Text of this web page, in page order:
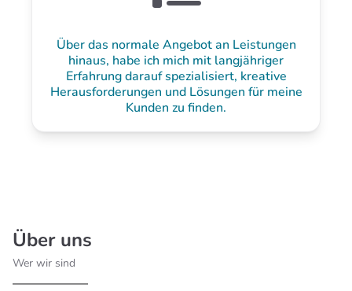
Über das normale Angebot an Leistungen
hinaus, habe ich mich mit langjähriger
Erfahrung darauf spezialisiert, kreative
Herausforderungen und Lösungen für meine
Kunden zu finden.
Über uns
Wer wir sind